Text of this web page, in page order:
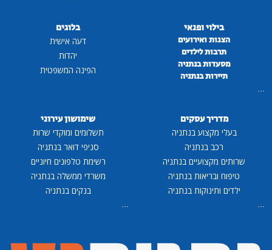
בילוי ופנאי
הצגות ואירועים
תרבות לילדים
מסעדות בנתניה
תיירות בנתניה
...
בלוגים
דעה אישית
יהדות
הפינה המשפטית
מדריך עסקים
בעלי מקצוע בנתניה
רכב בנתניה
שרותים מקצועיים בנתניה
טיפוח ובריאות בנתניה
ילדים ותינוקות בנתניה
...
שימושון עירוני
תשלומים ומוקדי שרות
סניפי דואר בנתניה
רשימת טלפונים חיוניים
משרדי ממשלה בנתניה
בנקים בנתניה
...